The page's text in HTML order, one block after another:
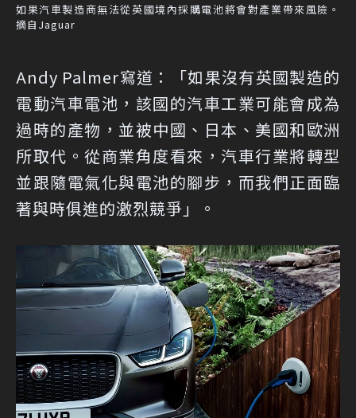
如果汽車製造商無法從英國境內採購電池將會對產業帶來風險。
摘自Jaguar
Andy Palmer寫道：「如果沒有英國製造的
電動汽車電池，該國的汽車工業可能會成為
過時的產物，並被中國、日本、美國和歐洲
所取代。從商業角度看來，汽車行業將轉型
並跟隨電氣化與電池的腳步，而我們正面臨
著與時俱進的激烈競爭」。